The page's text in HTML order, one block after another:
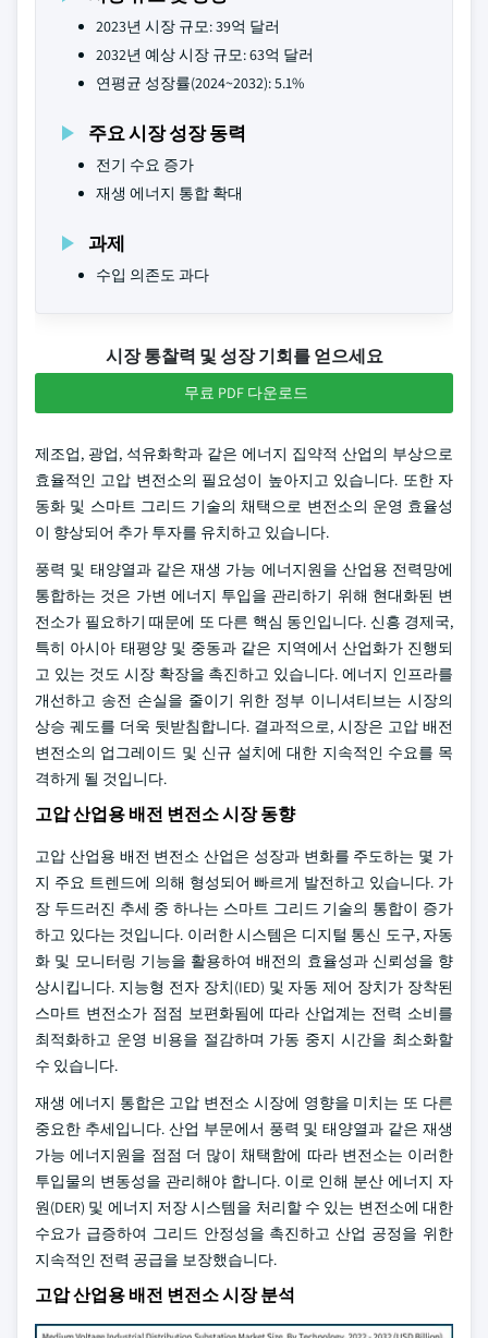
2023년 시장 규모: 39억 달러
2032년 예상 시장 규모: 63억 달러
연평균 성장률(2024~2032): 5.1%
주요 시장 성장 동력
전기 수요 증가
재생 에너지 통합 확대
과제
수입 의존도 과다
시장 통찰력 및 성장 기회를 얻으세요
무료 PDF 다운로드
제조업, 광업, 석유화학과 같은 에너지 집약적 산업의 부상으로
효율적인 고압 변전소의 필요성이 높아지고 있습니다. 또한 자
동화 및 스마트 그리드 기술의 채택으로 변전소의 운영 효율성
이 향상되어 추가 투자를 유치하고 있습니다.
풍력 및 태양열과 같은 재생 가능 에너지원을 산업용 전력망에
통합하는 것은 가변 에너지 투입을 관리하기 위해 현대화된 변
전소가 필요하기 때문에 또 다른 핵심 동인입니다. 신흥 경제국,
특히 아시아 태평양 및 중동과 같은 지역에서 산업화가 진행되
고 있는 것도 시장 확장을 촉진하고 있습니다. 에너지 인프라를
개선하고 송전 손실을 줄이기 위한 정부 이니셔티브는 시장의
상승 궤도를 더욱 뒷받침합니다. 결과적으로, 시장은 고압 배전
변전소의 업그레이드 및 신규 설치에 대한 지속적인 수요를 목
격하게 될 것입니다.
고압 산업용 배전 변전소 시장 동향
고압 산업용 배전 변전소 산업은 성장과 변화를 주도하는 몇 가
지 주요 트렌드에 의해 형성되어 빠르게 발전하고 있습니다. 가
장 두드러진 추세 중 하나는 스마트 그리드 기술의 통합이 증가
하고 있다는 것입니다. 이러한 시스템은 디지털 통신 도구, 자동
화 및 모니터링 기능을 활용하여 배전의 효율성과 신뢰성을 향
상시킵니다. 지능형 전자 장치(IED) 및 자동 제어 장치가 장착된
스마트 변전소가 점점 보편화됨에 따라 산업계는 전력 소비를
최적화하고 운영 비용을 절감하며 가동 중지 시간을 최소화할
수 있습니다.
재생 에너지 통합은 고압 변전소 시장에 영향을 미치는 또 다른
중요한 추세입니다. 산업 부문에서 풍력 및 태양열과 같은 재생
가능 에너지원을 점점 더 많이 채택함에 따라 변전소는 이러한
투입물의 변동성을 관리해야 합니다. 이로 인해 분산 에너지 자
원(DER) 및 에너지 저장 시스템을 처리할 수 있는 변전소에 대한
수요가 급증하여 그리드 안정성을 촉진하고 산업 공정을 위한
지속적인 전력 공급을 보장했습니다.
고압 산업용 배전 변전소 시장 분석